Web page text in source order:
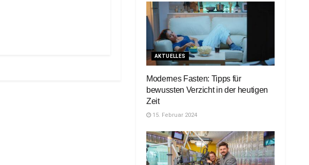
AKTUELLES
Modernes Fasten: Tipps für
bewussten Verzicht in der heutigen
Zeit
15. Februar 2024